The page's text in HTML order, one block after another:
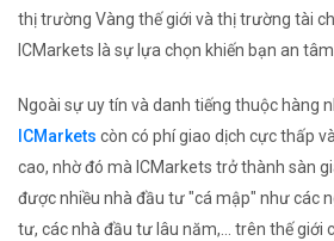
thị trường Vàng thế giới và thị trường tài
ICMarkets là sự lựa chọn khiến bạn an
Ngoài sự uy tín và danh tiếng thuộc hàng
ICMarkets còn có phí giao dịch cực thấp
cao, nhờ đó mà ICMarkets trở thành sàn
được nhiều nhà đầu tư "cá mập" như các
tư, các nhà đầu tư lâu năm,... trên thế giới